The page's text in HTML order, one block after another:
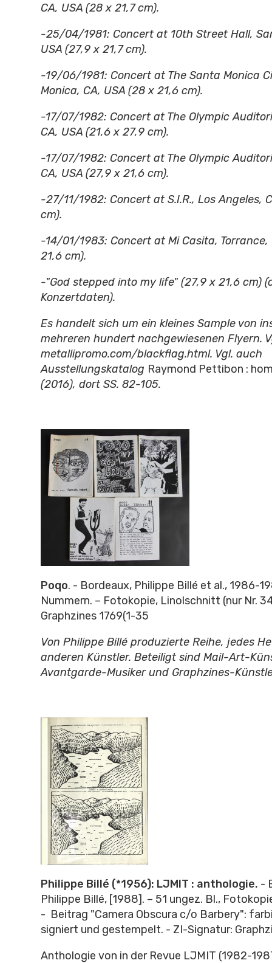
CA, USA (28 x 21,7 cm).
-25/04/1981: Concert at 10th Street Hall,
USA (27,9 x 21,7 cm).
-19/06/1981: Concert at The Santa Monica
Monica, CA, USA (28 x 21,6 cm).
-17/07/1982: Concert at The Olympic
CA, USA (21,6 x 27,9 cm).
-17/07/1982: Concert at The Olympic
CA, USA (27,9 x 21,6 cm).
-27/11/1982: Concert at S.I.R., Los Angeles,
cm).
-14/01/1983: Concert at Mi Casita, Torrance,
21,6 cm).
-"God stepped into my life" (27,9 x 21,6 cm)
Konzertdaten).
Es handelt sich um ein kleines Sample von
mehreren hundert nachgewiesenen Flyern.
metallipromo.com/blackflag.html. Vgl. auch
Ausstellungskatalog Raymond Pettibon :
(2016), dort SS. 82-105.
Poqo. - Bordeaux, Philippe Billé et al., 1986-
Nummern. – Fotokopie, Linolschnitt (nur Nr.
Graphzines 1769(1-35
Von Philippe Billé produzierte Reihe, jedes
anderen Künstler. Beteiligt sind Mail-Art-
Avantgarde-Musiker und Graphzines-
Philippe Billé (*1956): LJMIT : anthologie. -
Philippe Billé, [1988]. – 51 ungez. Bl.,
- Beitrag "Camera Obscura c/o Barbery":
signiert und gestempelt. - ZI-Signatur:
Anthologie von in der Revue LJMIT (1982-